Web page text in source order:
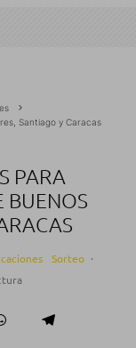
Santiago y Caracas
PARA
BUENOS
Sorteo ·